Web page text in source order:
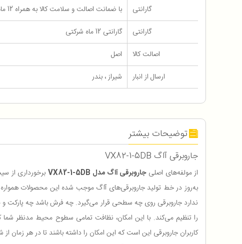
گارانتی
با ضمانت اصالت و سلامت کالا به همراه 12 ماه گارانتی
گارانتی
گارانتی 12 ماه شرکتی
اصالت کالا
اصل
ارسال از انبار
شیراز ، بندر
توضیحات بیشتر
جاروبرقی آاگ VX82-1-5DB
از مولفه‌های اصلیجاروبرقی آاگ مدل VX82-1-5DB
ندارد جاروبرقی روی چه سطحی قرار می‌گیرد. چه فرش باشد چه پارکت و